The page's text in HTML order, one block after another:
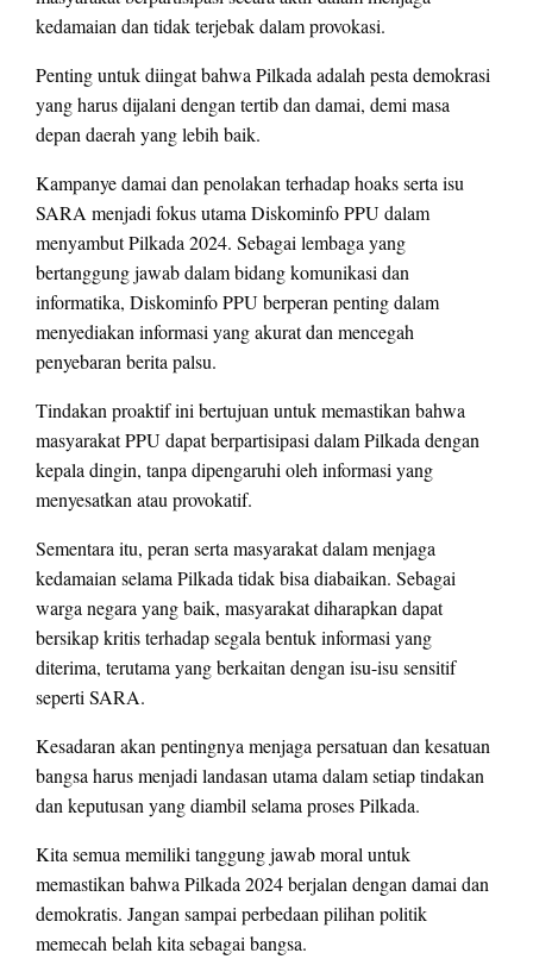
kedamaian dan tidak terjebak dalam provokasi.
Penting untuk diingat bahwa Pilkada adalah pesta demokrasi
yang harus dijalani dengan tertib dan damai, demi masa
depan daerah yang lebih baik.
Kampanye damai dan penolakan terhadap hoaks serta isu
SARA menjadi fokus utama Diskominfo PPU dalam
menyambut Pilkada 2024. Sebagai lembaga yang
bertanggung jawab dalam bidang komunikasi dan
informatika, Diskominfo PPU berperan penting dalam
menyediakan informasi yang akurat dan mencegah
penyebaran berita palsu.
Tindakan proaktif ini bertujuan untuk memastikan bahwa
masyarakat PPU dapat berpartisipasi dalam Pilkada dengan
kepala dingin, tanpa dipengaruhi oleh informasi yang
menyesatkan atau provokatif.
Sementara itu, peran serta masyarakat dalam menjaga
kedamaian selama Pilkada tidak bisa diabaikan. Sebagai
warga negara yang baik, masyarakat diharapkan dapat
bersikap kritis terhadap segala bentuk informasi yang
diterima, terutama yang berkaitan dengan isu-isu sensitif
seperti SARA.
Kesadaran akan pentingnya menjaga persatuan dan kesatuan
bangsa harus menjadi landasan utama dalam setiap tindakan
dan keputusan yang diambil selama proses Pilkada.
Kita semua memiliki tanggung jawab moral untuk
memastikan bahwa Pilkada 2024 berjalan dengan damai dan
demokratis. Jangan sampai perbedaan pilihan politik
memecah belah kita sebagai bangsa.